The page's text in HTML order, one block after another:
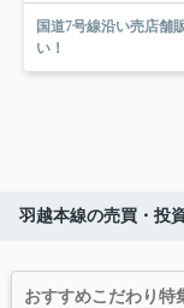
国道7号線沿い売店舗
い！
羽越本線の売買・投
おすすめこだわり特